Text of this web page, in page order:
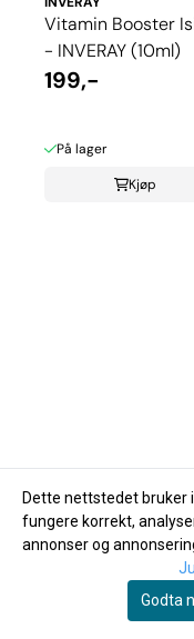
Vitamin Booster
- INVERAY (10ml)
199,-
På lager
Kjøp
Dette nettstedet bruker
fungere korrekt,
annonser og
Godta